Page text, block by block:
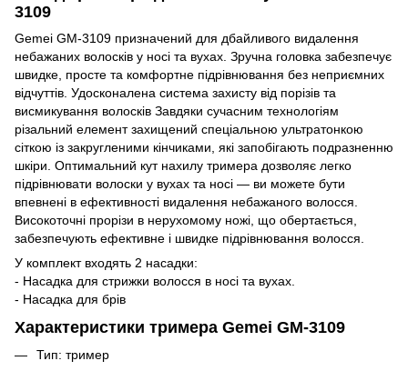
3109
Gemei GM-3109 призначений для дбайливого видалення
небажаних волосків у носі та вухах. Зручна головка забезпечує
швидке, просте та комфортне підрівнювання без неприємних
відчуттів. Удосконалена система захисту від порізів та
висмикування волосків Завдяки сучасним технологіям
різальний елемент захищений спеціальною ультратонкою
сіткою із закругленими кінчиками, які запобігають подразненню
шкіри. Оптимальний кут нахилу тримера дозволяє легко
підрівнювати волоски у вухах та носі — ви можете бути
впевнені в ефективності видалення небажаного волосся.
Високоточні прорізи в нерухомому ножі, що обертається,
забезпечують ефективне і швидке підрівнювання волосся.
У комплект входять 2 насадки:
- Насадка для стрижки волосся в носі та вухах.
- Насадка для брів
Характеристики тримера Gemei GM-3109
Тип: тример